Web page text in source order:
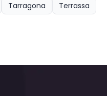
Tarragona
Terrassa